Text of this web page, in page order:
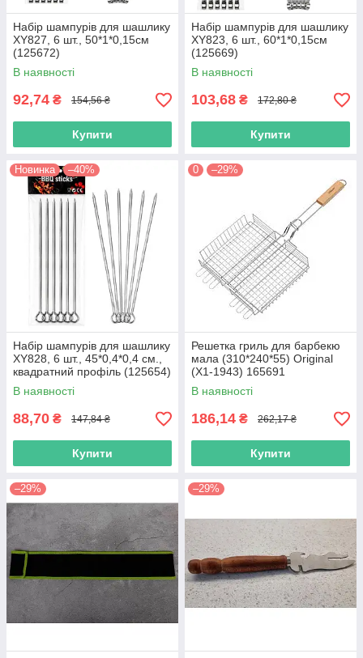
Набір шампурів для шашлику
XY827, 6 шт., 50*1*0,15см
(125672)
В наявності
92,74 ₴ 154,56 ₴
Купити
Набір шампурів для шашлику
XY823, 6 шт., 60*1*0,15см
(125669)
В наявності
103,68 ₴ 172,80 ₴
Купити
Новинка –40%
Набір шампурів для шашлику
XY828, 6 шт., 45*0,4*0,4 см.,
квадратний профіль (125654)
В наявності
88,70 ₴ 147,84 ₴
Купити
0 –29%
Решетка гриль для барбекю
мала (310*240*55) Original
(Х1-1943) 165691
В наявності
186,14 ₴ 262,17 ₴
Купити
–29% –29%